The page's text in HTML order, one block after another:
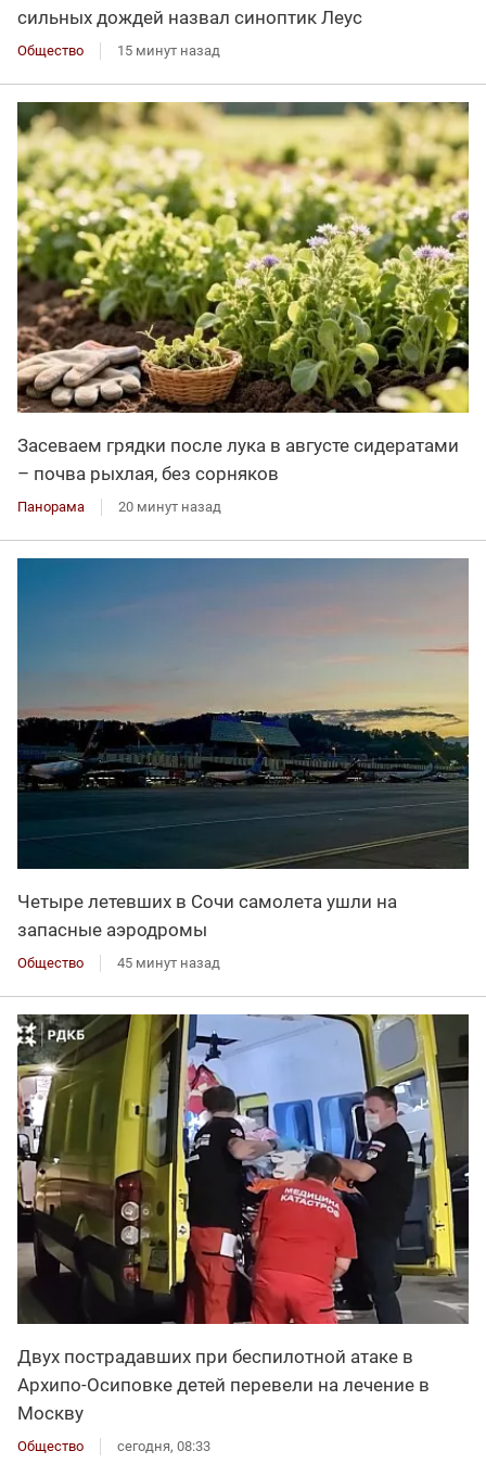
сильных дождей назвал синоптик Леус
Общество 15 минут назад
Засеваем грядки после лука в августе сидератами
– почва рыхлая, без сорняков
Панорама 20 минут назад
Четыре летевших в Сочи самолета ушли на
запасные аэродромы
Общество 45 минут назад
Двух пострадавших при беспилотной атаке в
Архипо-Осиповке детей перевели на лечение в
Москву
Общество сегодня, 08:33